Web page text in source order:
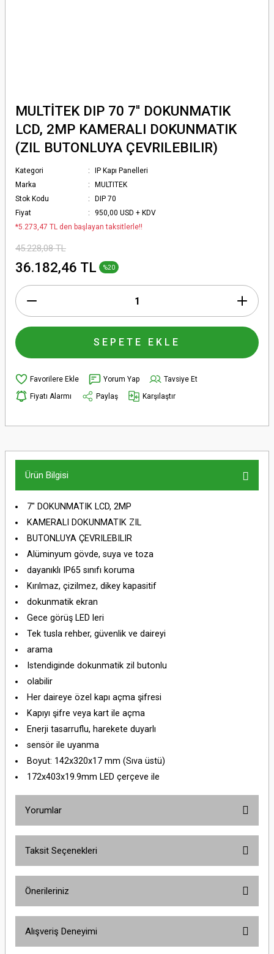
MULTİTEK DIP 70 7'' DOKUNMATIK
LCD, 2MP KAMERALI DOKUNMATIK
(ZIL BUTONLUYA ÇEVRILEBILIR)
Kategori
IP Kapı Panelleri
Marka
MULTITEK
Stok Kodu
DIP 70
Fiyat
950,00 USD + KDV
*5.273,47 TL den başlayan taksitlerle!!
45.228,08 TL
36.182,46 TL %20
SEPETE EKLE
Yorum Yap
Tavsiye Et
Fiyatı Alarmı
Paylaş Karşılaştır
Ürün Bilgisi
7" DOKUNMATIK LCD, 2MP
KAMERALI DOKUNMATIK ZIL
BUTONLUYA ÇEVRILEBILIR
Alüminyum gövde, suya ve toza
dayanıklı IP65 sınıfı koruma
Kırılmaz, çizilmez, dikey kapasitif
dokunmatik ekran
Gece görüş LED leri
Tek tusla rehber, güvenlik ve daireyi
arama
Istendiginde dokunmatik zil butonlu
olabilir
Her daireye özel kapı açma şifresi
Kapıyı şifre veya kart ile açma
Enerji tasarruflu, harekete duyarlı
sensör ile uyanma
Boyut: 142x320x17 mm (Sıva üstü)
172x403x19.9mm LED çerçeve ile
Yorumlar
Taksit Seçenekleri
Önerileriniz
yetersiz gördüğünüz noktaları öneri formunu kullanarak tarafımıza
Alışveriş Deneyimi